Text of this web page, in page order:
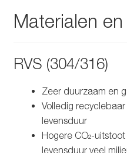
Aanbiedingen
Contact
Materialen
RVS (304/316)
Zeer duurzaam en
Volledig
levensduur
Hogere CO₂-
levensduur veel